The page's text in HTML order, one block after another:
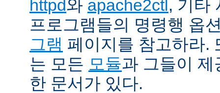
httpd와 apache2ctl, 기타
프로그램들의 명령행 옵
그램 페이지를 참고하라.
는 모든 모듈과 그들이
한 문서가 있다.